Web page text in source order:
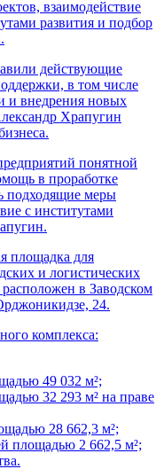
взаимодействие
развития и подбор
действующие
в том числе
и внедрения новых
Храпугин
понятной
в проработке
подходящие меры
с институтами
площадка для
и логистических
в Заводском
24.
комплекса:
49 032 м²;
32 293 м² на праве
28 662,3 м²;
площадью 2 662,5 м²;